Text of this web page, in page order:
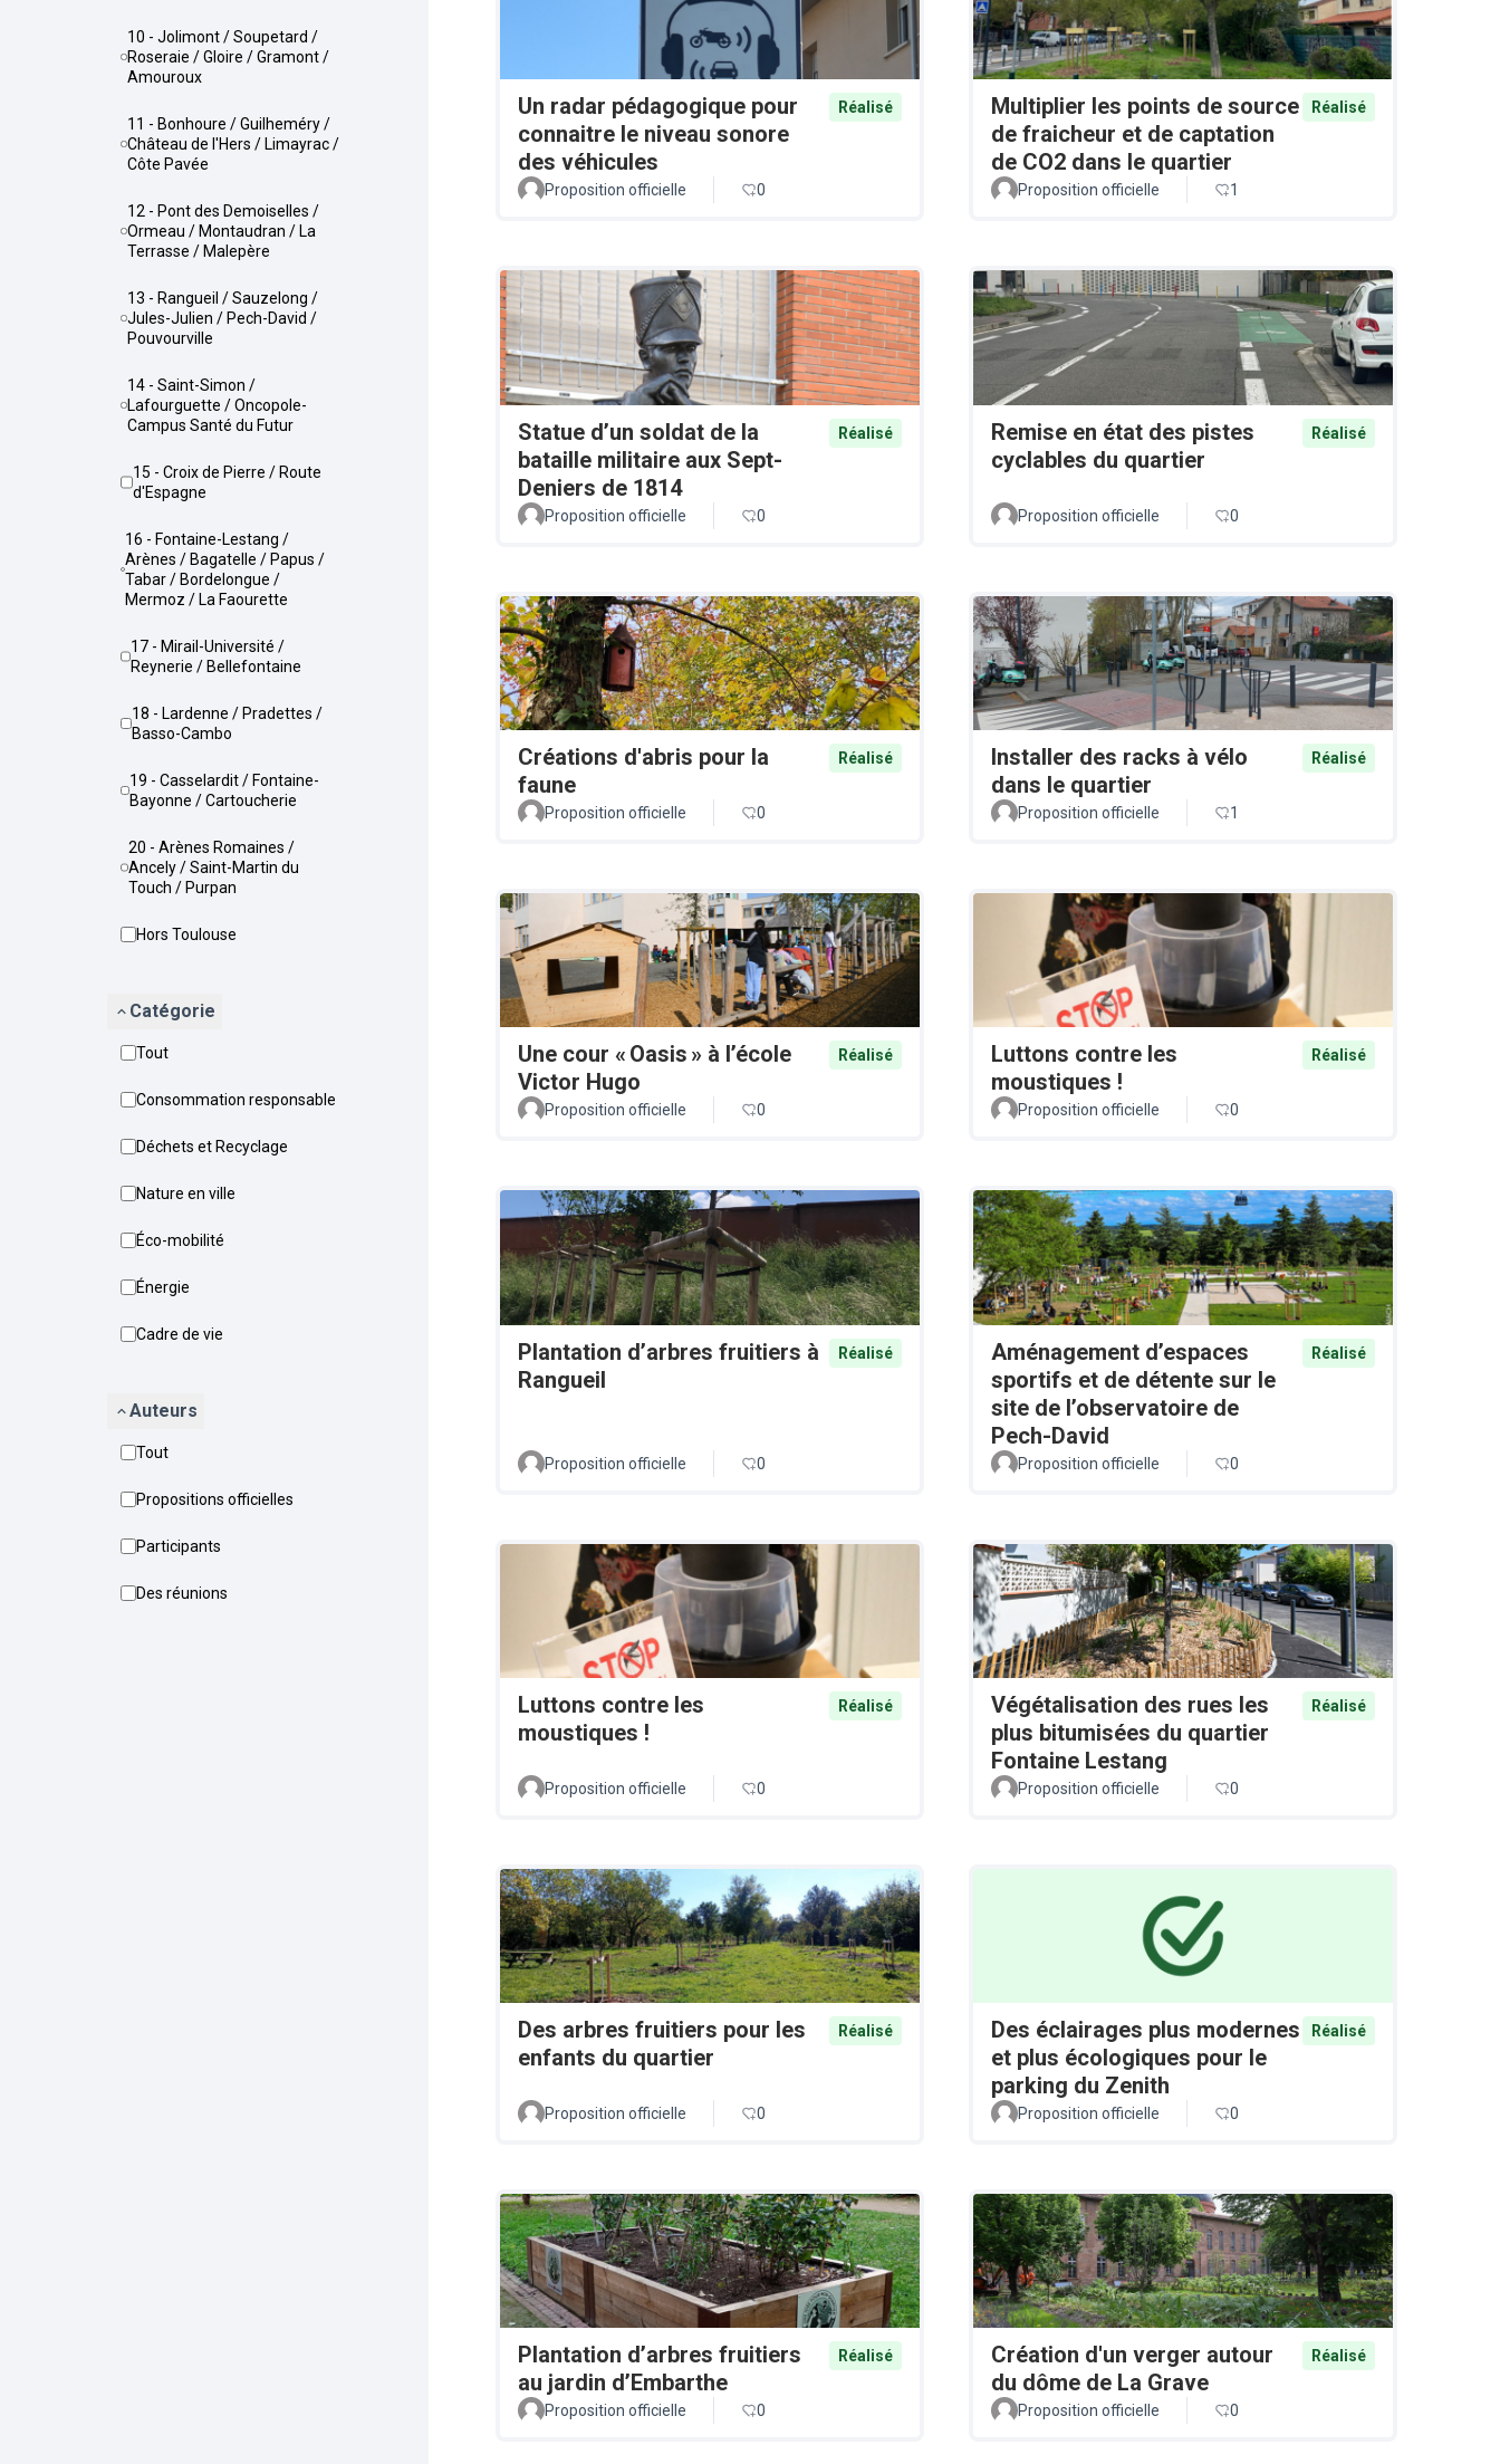
10 - Jolimont / Soupetard /
Roseraie / Gloire / Gramont /
Amouroux
11 - Bonhoure / Guilheméry /
Château de l'Hers / Limayrac /
Côte Pavée
12 - Pont des Demoiselles /
Ormeau / Montaudran / La
Terrasse / Malepère
13 - Rangueil / Sauzelong /
Jules-Julien / Pech-David /
Pouvourville
14 - Saint-Simon /
Lafourguette / Oncopole-
Campus Santé du Futur
15 - Croix de Pierre / Route
d'Espagne
16 - Fontaine-Lestang /
Arènes / Bagatelle / Papus /
Tabar / Bordelongue /
Mermoz / La Faourette
17 - Mirail-Université /
Reynerie / Bellefontaine
18 - Lardenne / Pradettes /
Basso-Cambo
19 - Casselardit / Fontaine-
Bayonne / Cartoucherie
20 - Arènes Romaines /
Ancely / Saint-Martin du
Touch / Purpan
Hors Toulouse
Catégorie
Tout
Consommation responsable
Déchets et Recyclage
Nature en ville
Éco-mobilité
Énergie
Cadre de vie
Auteurs
Tout
Propositions officielles
Participants
Des réunions
Un radar pédagogique pour
connaitre le niveau sonore
des véhicules
Réalisé
Proposition officielle 0
Multiplier les points de source
de fraicheur et de captation
de CO2 dans le quartier
Réalisé
Proposition officielle 1
Statue d’un soldat de la
bataille militaire aux Sept-
Deniers de 1814
Réalisé
Proposition officielle 0
Remise en état des pistes
cyclables du quartier
Réalisé
Proposition officielle 0
Créations d'abris pour la
faune
Réalisé
Proposition officielle 0
Installer des racks à vélo
dans le quartier
Réalisé
Proposition officielle 1
Une cour « Oasis » à l’école
Victor Hugo
Réalisé
Proposition officielle 0
Luttons contre les
moustiques !
Réalisé
Proposition officielle 0
Plantation d’arbres fruitiers à
Rangueil
Réalisé
Proposition officielle 0
Aménagement d’espaces
sportifs et de détente sur le
site de l’observatoire de
Pech-David
Réalisé
Proposition officielle 0
Luttons contre les
moustiques !
Réalisé
Proposition officielle 0
Végétalisation des rues les
plus bitumisées du quartier
Fontaine Lestang
Réalisé
Proposition officielle 0
Des arbres fruitiers pour les
enfants du quartier
Réalisé
Proposition officielle 0
Des éclairages plus modernes
et plus écologiques pour le
parking du Zenith
Réalisé
Proposition officielle 0
Plantation d’arbres fruitiers
au jardin d’Embarthe
Réalisé
Proposition officielle 0
Création d'un verger autour
du dôme de La Grave
Réalisé
Proposition officielle 0